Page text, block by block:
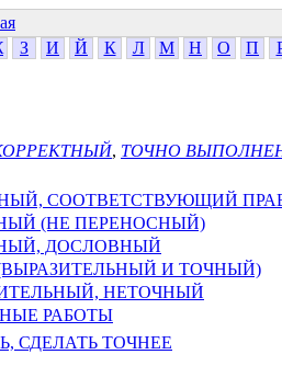
З И Й К Л М Н О П
, ТОЧНО
СООТВЕТСТВУЮЩИЙ
(НЕ ПЕРЕНОСНЫЙ)
ДОСЛОВНЫЙ
И ТОЧНЫЙ)
НЕТОЧНЫЙ
РАБОТЫ
СДЕЛАТЬ ТОЧНЕЕ